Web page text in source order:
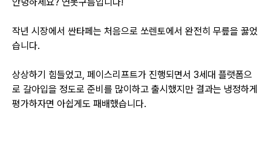
작년 시장에서 싼타페는 처음으로 쏘렌토에서 완전히 무릎을 꿇었
습니다.
상상하기 힘들었고, 페이스리프트가 진행되면서 3세대 플랫폼으
로 갈아입을 정도로 준비를 많이하고 출시했지만 결과는 냉정하게
평가하자면 아쉽게도 패배했습니다.